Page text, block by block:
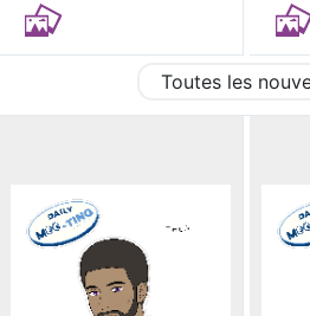
Toutes les